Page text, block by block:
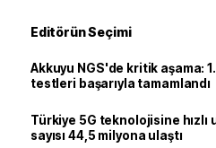
Editörün Seçimi
Akkuyu NGS'de kritik aşama:
testleri başarıyla tamamlandı
Türkiye 5G teknolojisine hızlı
sayısı 44,5 milyona ulaştı